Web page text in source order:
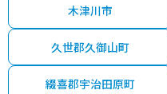
木津川市
久世郡久御山町
綴喜郡宇治田原町